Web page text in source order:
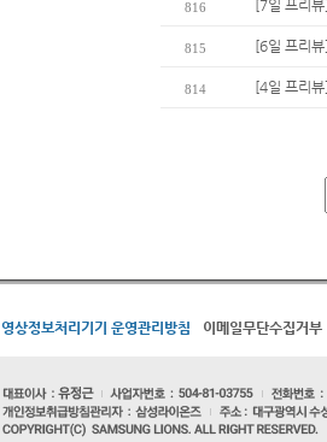
816 [7일 프리
815 [6일 프리
814 [4일 프리
영상정보처리기기 운영관리방침 이메일무단수집거부